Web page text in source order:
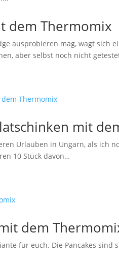
dem Thermomix
ausprobieren mag, wagt sich
aber selbst noch nicht
mit
Urlauben in Ungarn, als ich
10 Stück davon…
dem
für euch. Die Pancakes